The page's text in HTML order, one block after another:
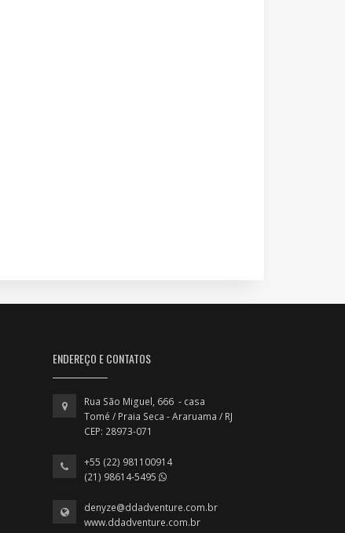
ENDEREÇO E CONTATOS
Rua São Miguel, 666 - casa
Tomé / Praia Seca - Araruama / RJ
CEP: 28973-071
+55 (22) 981100914
(21) 98614-5495
denyze@ddadventure.com.br
www.ddadventure.com.br